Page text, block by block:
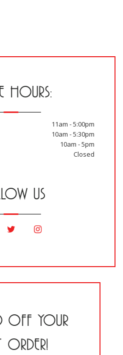
HOURS:
11am - 5:00pm
10am - 5:30pm
10am - 5pm
Closed
US
OFF YOUR
ORDER!